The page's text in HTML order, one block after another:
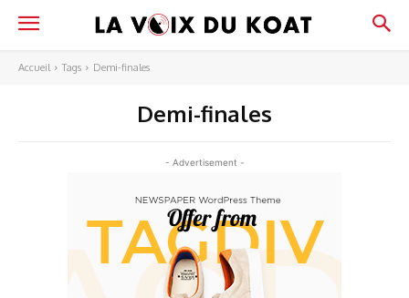
Accueil Tags Demi-finales
Demi-finales
- Advertisement -